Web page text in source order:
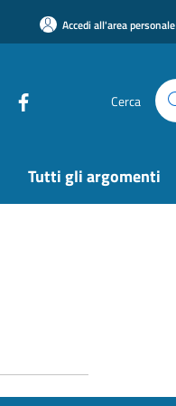
Accedi all'area personale
Cerca
Tutti gli argomenti